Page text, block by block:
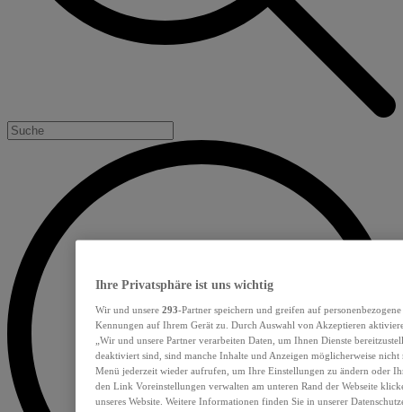
Ihre Privatsphäre ist uns wichtig
Wir und unsere 293-Partner speichern und greifen auf
Kennungen auf Ihrem Gerät zu. Durch Auswahl von Akzeptieren
„Wir und unsere Partner verarbeiten Daten, um Ihnen Dienste
deaktiviert sind, sind manche Inhalte und Anzeigen möglicherweise nicht
Menü jederzeit wieder aufrufen, um Ihre Einstellungen zu ändern oder
den Link Voreinstellungen verwalten am unteren Rand der Webseite
unseres Website. Weitere Informationen finden Sie in unserer